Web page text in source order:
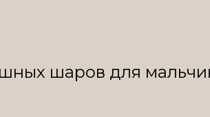
шаров для